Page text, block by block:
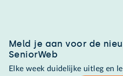
Meld je aan voor de
SeniorWeb
Elke week duidelijke uitleg en